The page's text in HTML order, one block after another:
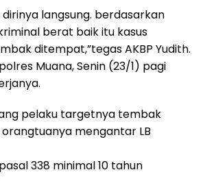
langsung. berdasarkan
berat baik itu kasus
ditempat,”tegas AKBP Yudith.
Muana, Senin (23/1) pagi
pelaku targetnya tembak
mengantar LB
338 minimal 10 tahun